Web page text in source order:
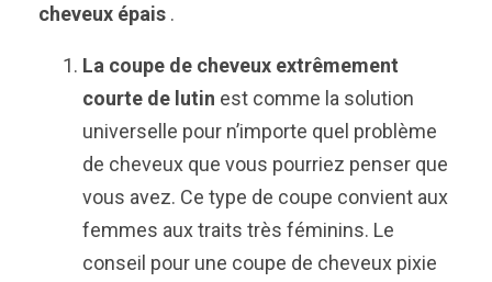
cheveux épais .
La coupe de cheveux extrêmement
courte de lutin est comme la solution
universelle pour n’importe quel problème
de cheveux que vous pourriez penser que
vous avez. Ce type de coupe convient aux
femmes aux traits très féminins. Le
conseil pour une coupe de cheveux pixie